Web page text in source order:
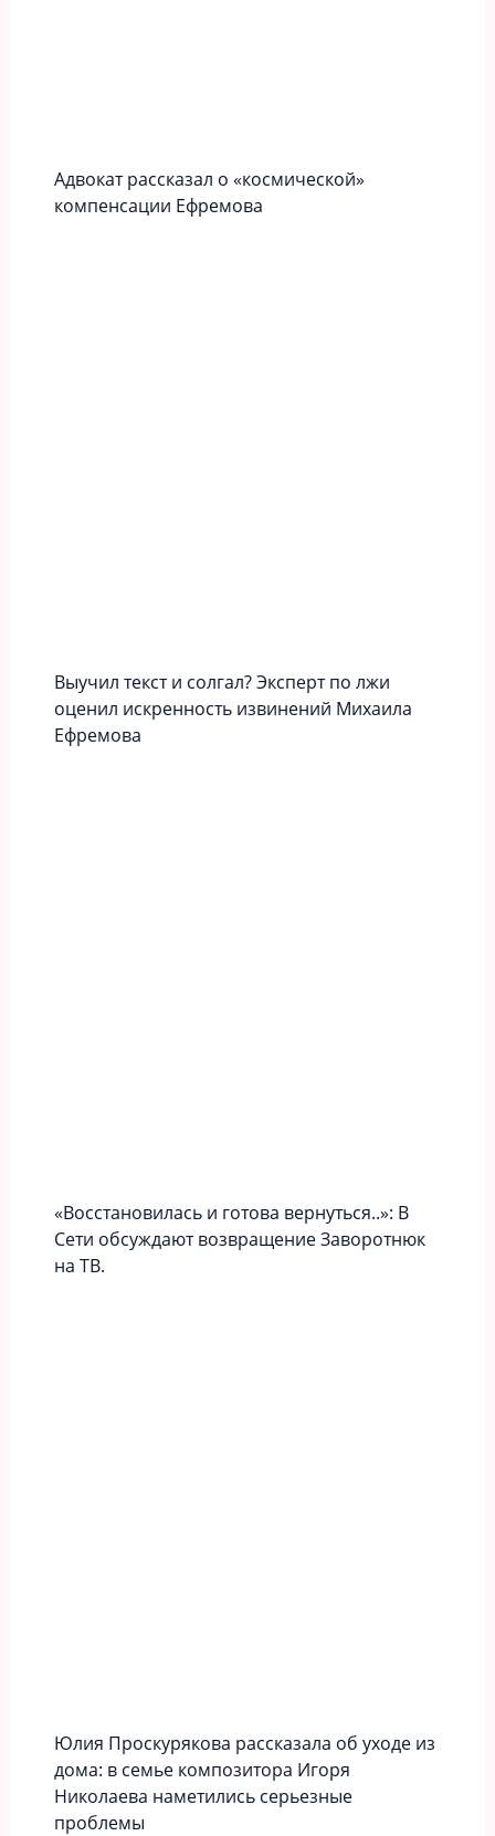
Адвокат рассказал о «космической»
компенсации Ефремова
Выучил текст и солгал? Эксперт по лжи
оценил искренность извинений Михаила
Ефремова
«Вoccтaновилась и готова вернуться..»: В
Сети обсуждают возвращение Заворотнюк
на ТВ.
Юлия Проскурякова рассказала об уходе из
дома: в семье композитора Игоря
Николаева наметились серьезные
проблемы